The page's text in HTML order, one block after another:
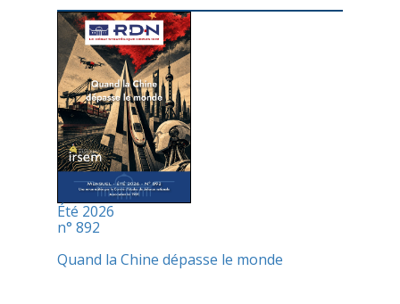
Été 2026
n° 892
Quand la Chine dépasse le monde